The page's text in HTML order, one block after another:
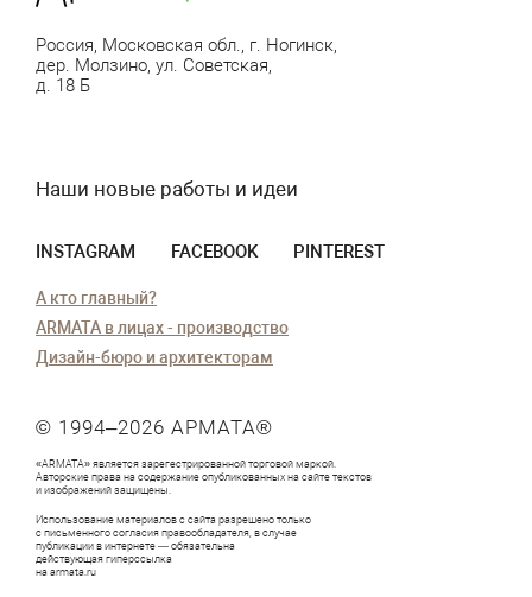
Россия, Московская обл., г. Ногинск,
дер. Молзино, ул. Советская,
д. 18 Б
Наши новые работы и идеи
INSTAGRAM FACEBOOK PINTEREST
А кто главный?
ARMATA в лицах - производство
Дизайн-бюро и архитекторам
© 1994–2026 АРМАТА®
«ARMATA» является зарегестрированной торговой маркой.
Авторские права на содержание опубликованных на сайте текстов
и изображений защищены.
Использование материалов с сайта разрешено только
с письменного согласия правообладателя, в случае
публикации в интернете — обязательна
действующая гиперссылка
на armata.ru